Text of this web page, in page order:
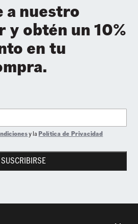
a nuestro
y obtén un 10%
en tu
SUSCRIBIRSE
y laPolítica de Privacidad